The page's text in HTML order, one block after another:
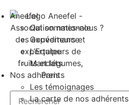
Aneefel
Qui sommes-nous ?
Gouvernance
L’Equipe
Mandats
Nos adhérents
Les témoignages
La carte de nos adhérents